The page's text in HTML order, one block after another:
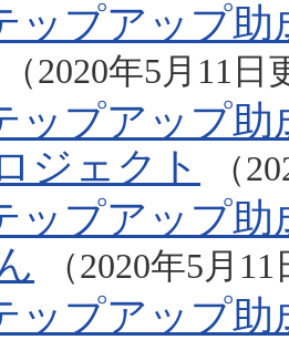
ップアップ
（2020年5月11日
ップアップ
ジェクト
（
ップアップ
（2020年5月
ップアップ